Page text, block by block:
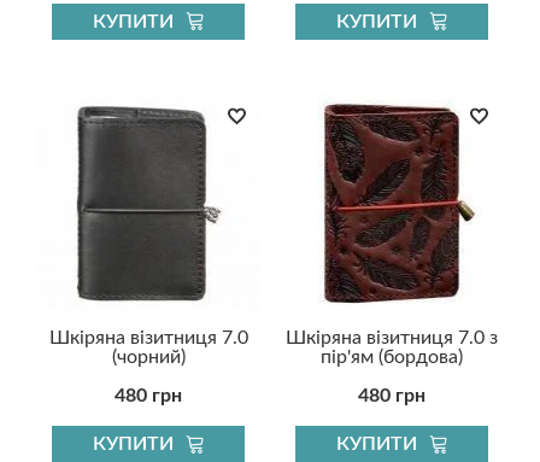
КУПИТИ КУПИТИ
Шкіряна візитниця 7.0
(чорний)
480 грн
КУПИТИ
Шкіряна візитниця 7.0 з
пір'ям (бордова)
480 грн
КУПИТИ